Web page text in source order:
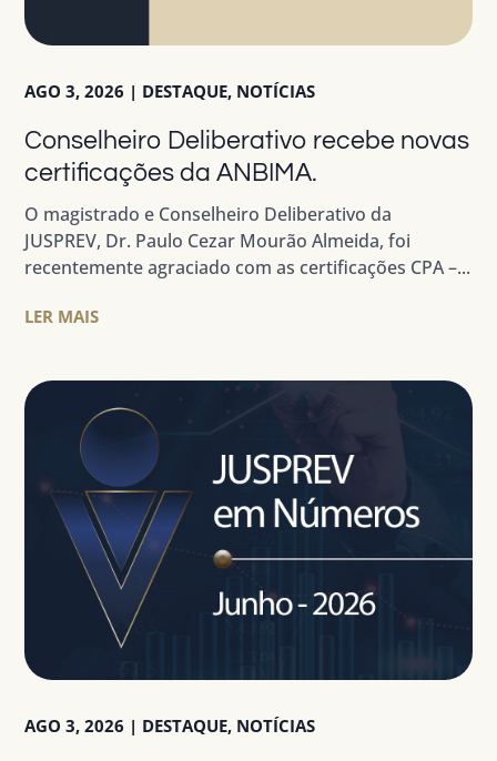
Conselheiro Deliberativo recebe novas
certificações da ANBIMA.
AGO 3, 2026 | DESTAQUE, NOTÍCIAS
O magistrado e Conselheiro Deliberativo da
JUSPREV, Dr. Paulo Cezar Mourão Almeida, foi
recentemente agraciado com as certificações CPA –...
LER MAIS
AGO 3, 2026 | DESTAQUE, NOTÍCIAS